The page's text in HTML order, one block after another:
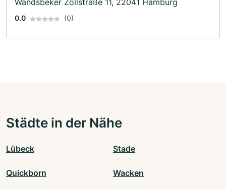
Wandsbeker Zollstraße 11, 22041 Hamburg
0.0 (0)
Städte in der Nähe
Lübeck Stade
Quickborn Wacken